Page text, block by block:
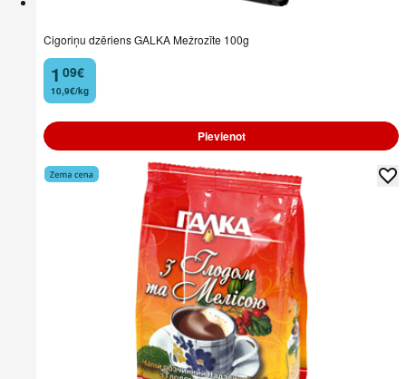
Cigoriņu dzēriens GALKA Mežrozīte 100g
1
. 09€
10,9€/kg
Pievienot